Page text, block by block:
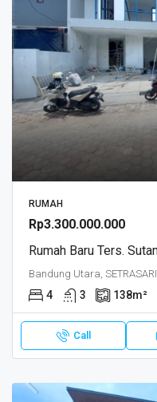
RUMAH
Rp3.300.000.000
Bandung Utara, SETRASARI
4 3 138m²
Call